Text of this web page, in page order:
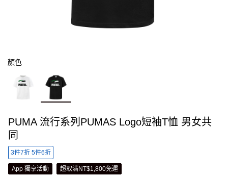
顏色
PUMA 流行系列PUMAS Logo短袖T恤 男女共
同
3件7折 5件6折
App 獨享活動 超取滿NT$1,800免運